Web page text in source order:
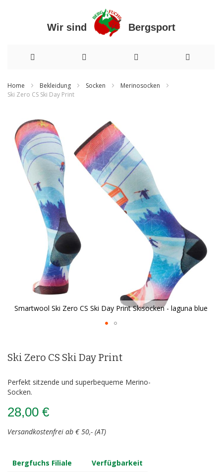
Wir sind Bergsport
zum
Home Bekleidung Socken
Merinosocken
Ski Zero CS Ski Day Print
Ende
der
Bildergalerie
springen
Smartwool Ski Zero CS Ski Day Print Skisocken - laguna blue
der
Ski Zero CS Ski Day Print
Perfekt sitzende und superbequeme Merino-
Socken.
28,00 €
Versandkostenfrei ab € 50,- (AT)
Bergfuchs Filiale
Verfügbarkeit